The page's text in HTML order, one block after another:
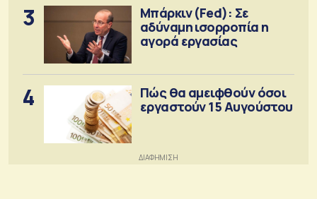
3
Μπάρκιν (Fed): Σε
αδύναμη ισορροπία η
αγορά εργασίας
4
Πώς θα αμειφθούν όσοι
εργαστούν 15 Αυγούστου